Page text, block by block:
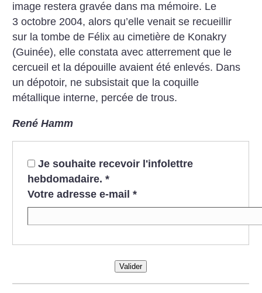
image restera gravée dans ma mémoire. Le
3 octobre 2004, alors qu’elle venait se recueillir
sur la tombe de Félix au cimetière de Konakry
(Guinée), elle constata avec atterrement que le
cercueil et la dépouille avaient été enlevés. Dans
un dépotoir, ne subsistait que la coquille
métallique interne, percée de trous.
René Hamm
Je souhaite recevoir l'infolettre
hebdomadaire. *
Votre adresse e-mail *
Valider